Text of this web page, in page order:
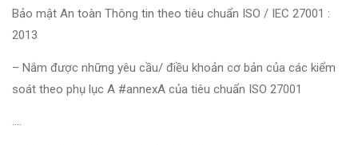
Bảo mật An toàn Thông tin theo tiêu chuẩn ISO / IEC 27001 :
2013
– Nắm được những yêu cầu/ điều khoản cơ bản của các kiểm
soát theo phụ lục A #annexA của tiêu chuẩn ISO 27001
….